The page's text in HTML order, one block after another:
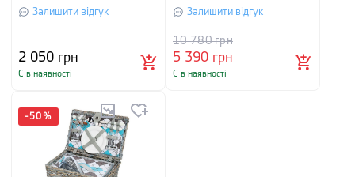
Залишити відгук
2 050 грн
Є в наявності
22 предмети
Залишити відгук
5 390 грн
10 780грн
Є в наявності
-50 %